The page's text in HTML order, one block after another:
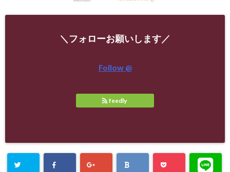
＼フォローお願いします／
Follow @
feedly